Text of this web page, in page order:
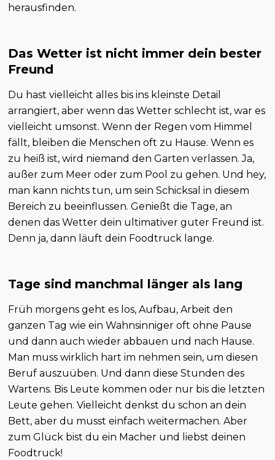
herausfinden.
Das Wetter ist nicht immer dein bester
Freund
Du hast vielleicht alles bis ins kleinste Detail
arrangiert, aber wenn das Wetter schlecht ist, war es
vielleicht umsonst. Wenn der Regen vom Himmel
fällt, bleiben die Menschen oft zu Hause. Wenn es
zu heiß ist, wird niemand den Garten verlassen. Ja,
außer zum Meer oder zum Pool zu gehen. Und hey,
man kann nichts tun, um sein Schicksal in diesem
Bereich zu beeinflussen. Genießt die Tage, an
denen das Wetter dein ultimativer guter Freund ist.
Denn ja, dann läuft dein Foodtruck lange.
Tage sind manchmal länger als lang
Früh morgens geht es los, Aufbau, Arbeit den
ganzen Tag wie ein Wahnsinniger oft ohne Pause
und dann auch wieder abbauen und nach Hause.
Man muss wirklich hart im nehmen sein, um diesen
Beruf auszuüben. Und dann diese Stunden des
Wartens. Bis Leute kommen oder nur bis die letzten
Leute gehen. Vielleicht denkst du schon an dein
Bett, aber du musst einfach weitermachen. Aber
zum Glück bist du ein Macher und liebst deinen
Foodtruck!